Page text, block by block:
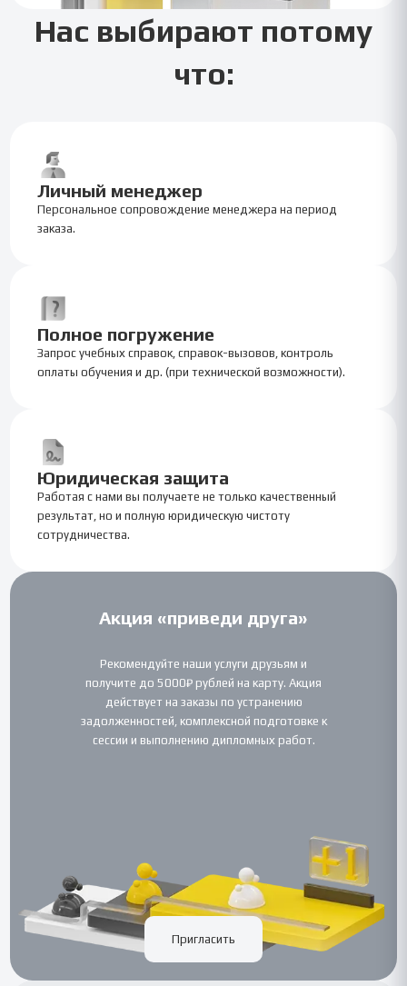
Нас выбирают потому
что:
Личный менеджер
Персональное сопровождение менеджера на период
заказа.
Полное погружение
Запрос учебных справок, справок-вызовов, контроль
оплаты обучения и др. (при технической возможности).
Юридическая защита
Работая с нами вы получаете не только качественный
результат, но и полную юридическую чистоту
сотрудничества.
Акция «приведи друга»
Рекомендуйте наши услуги друзьям и
получите до 5000₽ рублей на карту. Акция
действует на заказы по устранению
задолженностей, комплексной подготовке к
сессии и выполнению дипломных работ.
Пригласить